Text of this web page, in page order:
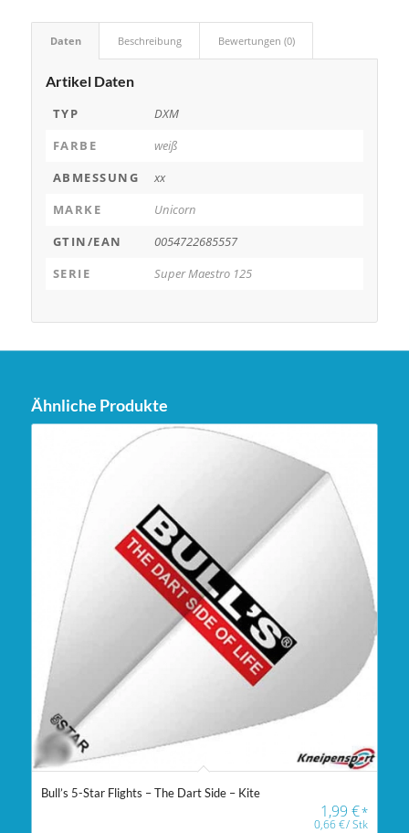
Daten Beschreibung Bewertungen (0)
Artikel Daten
TYP
DXM
FARBE
weiß
ABMESSUNG
xx
MARKE
Unicorn
GTIN/EAN
0054722685557
SERIE
Super Maestro 125
Ähnliche Produkte
Bull’s 5-Star Flights – The Dart Side – Kite
1,99€*
0,66€/Stk